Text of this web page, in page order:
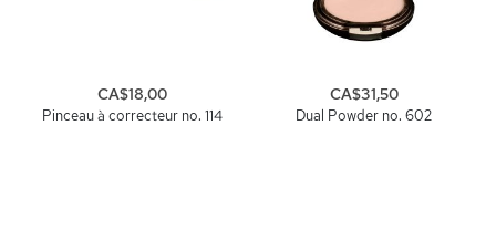
Pinceau à correcteur no. 114
CA$18,00
Dual Powder no. 602
CA$31,50